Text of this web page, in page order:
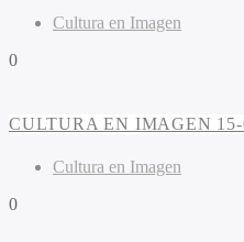
Cultura en Imagen
0
CULTURA EN IMAGEN 15-
Cultura en Imagen
0